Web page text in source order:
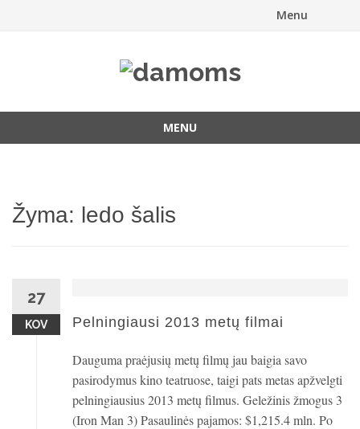
Menu
MENU
Žyma: ledo šalis
27
KOV Pelningiausi 2013 metų filmai
Dauguma praėjusių metų filmų jau baigia savo
pasirodymus kino teatruose, taigi pats metas apžvelgti
pelningiausius 2013 metų filmus. Geležinis žmogus 3
(Iron Man 3) Pasaulinės pajamos: $1,215.4 mln. Po